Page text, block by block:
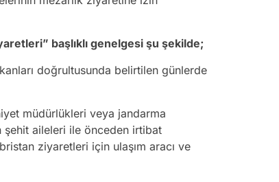
başlıklı genelgesi şu şekilde;
doğrultusunda belirtilen günlerde
müdürlükleri veya jandarma
şehit aileleri ile önceden irtibat
ziyaretleri için ulaşım aracı ve